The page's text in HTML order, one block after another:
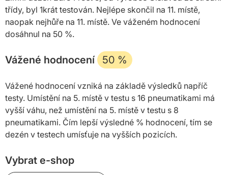
třídy, byl 1krát testován. Nejlépe skončil na 11. místě,
naopak nejhůře na 11. místě. Ve váženém hodnocení
dosáhnul na 50 %.
Vážené hodnocení 50 %
Vážené hodnocení vzniká na základě výsledků napříč
testy. Umístění na 5. místě v testu s 16 pneumatikami má
vyšší váhu, než umístění na 5. místě v testu s 8
pneumatikami. Čím lepší výsledné % hodnocení, tím se
dezén v testech umísťuje na vyšších pozicích.
Vybrat e-shop